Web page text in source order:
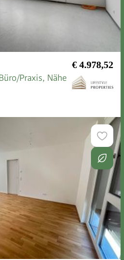
€ 4.978,52
Praxis, Nähe